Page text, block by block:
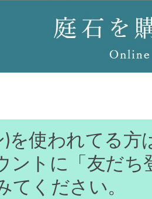
)を使われてる方
ントに「友だち
てください。